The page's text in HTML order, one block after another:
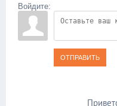
Войдите:
ОТПРАВИТЬ